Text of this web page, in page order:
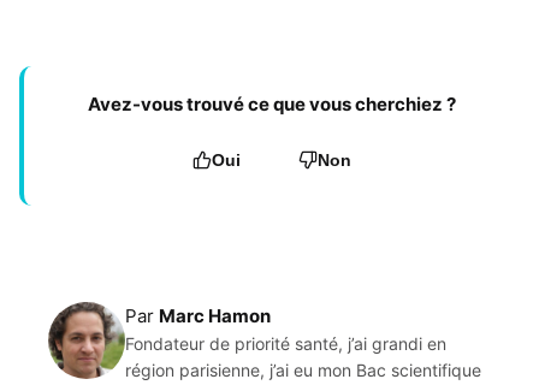
Avez-vous trouvé ce que vous cherchiez ?
Oui Non
Par Marc Hamon
Fondateur de priorité santé, j’ai grandi en
région parisienne, j’ai eu mon Bac scientifique